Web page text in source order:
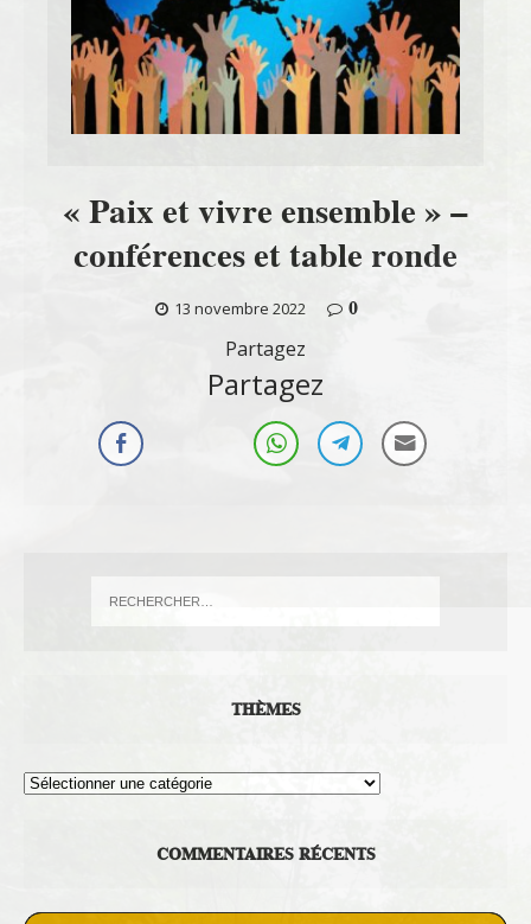
« Paix et vivre ensemble » –
conférences et table ronde
13 novembre 2022
0
Partagez
Partagez
THÈMES
Thèmes
COMMENTAIRES RÉCENTS